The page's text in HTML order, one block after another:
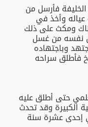
فأرسل من
وأخذ في
ومكث على ذلك
نفسه من غسل
وباجتهاده
فأطلق سراحه
حتى أطلق عليه
الكبيرة وقد تحدث
إحدى عشرة سنة